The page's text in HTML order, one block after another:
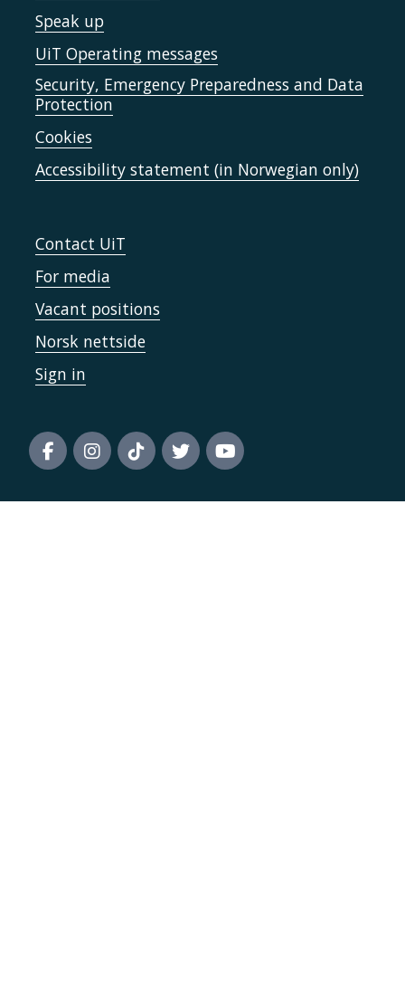
Dearvvuođaiguin
Dutkan- ja Ovdánahttin
SÁNAG/SANKS
Dearvvuođaiguin
Dutkan- ja Ovdánahttin
SÁNAG/SANKS
Speak up
UiT Operating messages
Security, Emergency Preparedness and Data
Protection
Cookies
Accessibility statement (in Norwegian only)
Contact UiT
For media
Vacant positions
Norsk nettside
Sign in